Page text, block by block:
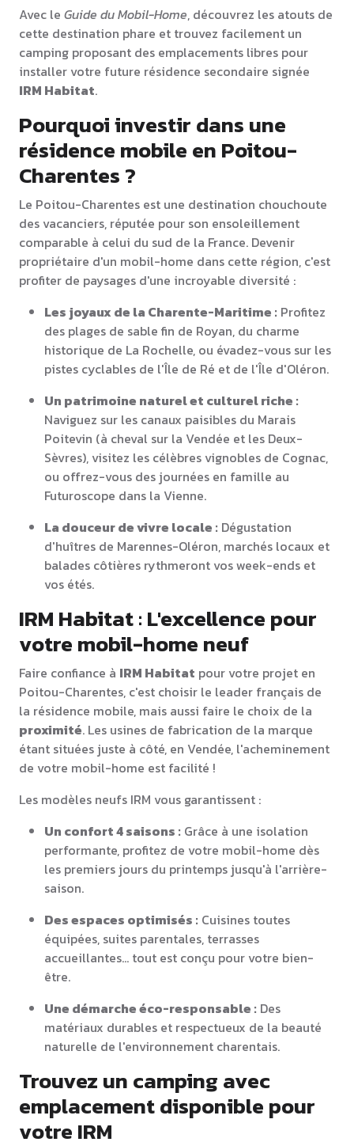
Avec le Guide du Mobil-Home, découvrez les atouts de
cette destination phare et trouvez facilement un
camping proposant des emplacements libres pour
installer votre future résidence secondaire signée
IRM Habitat.
Pourquoi investir dans une
résidence mobile en Poitou-
Charentes ?
Le Poitou-Charentes est une destination chouchoute
des vacanciers, réputée pour son ensoleillement
comparable à celui du sud de la France. Devenir
propriétaire d'un mobil-home dans cette région, c'est
profiter de paysages d'une incroyable diversité :
Les joyaux de la Charente-Maritime : Profitez
des plages de sable fin de Royan, du charme
historique de La Rochelle, ou évadez-vous sur les
pistes cyclables de l'Île de Ré et de l'Île d'Oléron.
Un patrimoine naturel et culturel riche :
Naviguez sur les canaux paisibles du Marais
Poitevin (à cheval sur la Vendée et les Deux-
Sèvres), visitez les célèbres vignobles de Cognac,
ou offrez-vous des journées en famille au
Futuroscope dans la Vienne.
La douceur de vivre locale : Dégustation
d'huîtres de Marennes-Oléron, marchés locaux et
balades côtières rythmeront vos week-ends et
vos étés.
IRM Habitat : L'excellence pour
votre mobil-home neuf
Faire confiance à IRM Habitat pour votre projet en
Poitou-Charentes, c'est choisir le leader français de
la résidence mobile, mais aussi faire le choix de la
proximité. Les usines de fabrication de la marque
étant situées juste à côté, en Vendée, l'acheminement
de votre mobil-home est facilité !
Les modèles neufs IRM vous garantissent :
Un confort 4 saisons : Grâce à une isolation
performante, profitez de votre mobil-home dès
les premiers jours du printemps jusqu'à l'arrière-
saison.
Des espaces optimisés : Cuisines toutes
équipées, suites parentales, terrasses
accueillantes... tout est conçu pour votre bien-
être.
Une démarche éco-responsable : Des
matériaux durables et respectueux de la beauté
naturelle de l'environnement charentais.
Trouvez un camping avec
emplacement disponible pour
votre IRM